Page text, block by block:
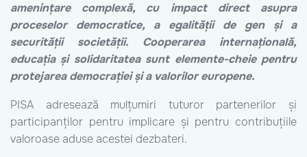
amenințare complexă, cu impact direct asupra
proceselor democratice, a egalității de gen și a
securității societății. Cooperarea internațională,
educația și solidaritatea sunt elemente-cheie pentru
protejarea democrației și a valorilor europene.
PISA adresează mulțumiri tuturor partenerilor și
participanților pentru implicare și pentru contribuțiile
valoroase aduse acestei dezbateri.